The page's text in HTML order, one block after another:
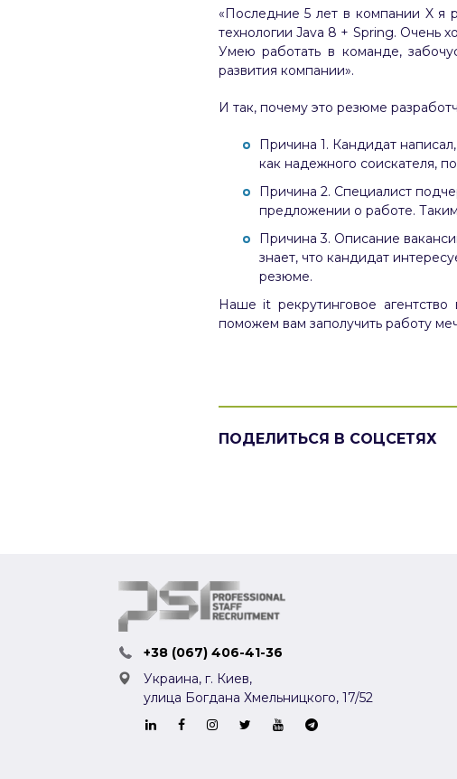
«Последние 5 лет в компании X я
технологии Java 8 + Spring. Очень
Умею работать в команде,
развития компании».
И так, почему это резюме
Причина 1. Кандидат
как надежного соискателя,
Причина 2. Специалист
предложении о работе.
Причина 3. Описание
знает, что кандидат
резюме.
Наше it рекрутинговое
поможем вам заполучить работу
ПОДЕЛИТЬСЯ В СОЦСЕТЯХ
+38 (067) 406-41-36
Украина, г. Киев,
улица Богдана Хмельницкого, 17/52